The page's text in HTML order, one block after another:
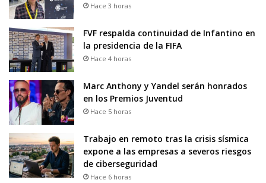
Hace 3 horas
FVF respalda continuidad de Infantino en
la presidencia de la FIFA
Hace 4 horas
Marc Anthony y Yandel serán honrados
en los Premios Juventud
Hace 5 horas
Trabajo en remoto tras la crisis sísmica
expone a las empresas a severos riesgos
de ciberseguridad
Hace 6 horas